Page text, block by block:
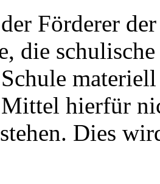
Förderer
die
hierfür
Dies